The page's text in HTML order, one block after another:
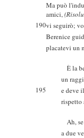
Ma può
amici,
190vi seguirò;
Berenice
placatevi un
È la
un
195
e deve
rispetto
Ah,
a due